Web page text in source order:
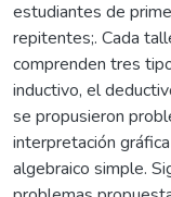
estudiantes de
repitentes;. Cada
comprenden tres
inductivo, el
se propusieron
interpretación
algebraico simple.